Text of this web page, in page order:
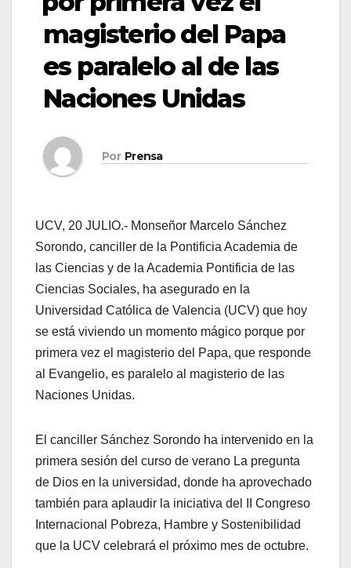
magisterio del Papa
es paralelo al de las
Naciones Unidas
Por Prensa
UCV, 20 JULIO.- Monseñor Marcelo Sánchez
Sorondo, canciller de la Pontificia Academia de
las Ciencias y de la Academia Pontificia de las
Ciencias Sociales, ha asegurado en la
Universidad Católica de Valencia (UCV) que hoy
se está viviendo un momento mágico porque por
primera vez el magisterio del Papa, que responde
al Evangelio, es paralelo al magisterio de las
Naciones Unidas.
El canciller Sánchez Sorondo ha intervenido en la
primera sesión del curso de verano La pregunta
de Dios en la universidad, donde ha aprovechado
también para aplaudir la iniciativa del II Congreso
Internacional Pobreza, Hambre y Sostenibilidad
que la UCV celebrará el próximo mes de octubre.